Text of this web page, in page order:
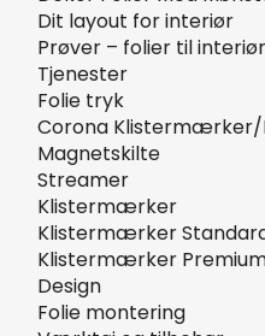
Dit layout for interiør
Prøver – folier til interiør
Tjenester
Folie tryk
Corona Klistermærker/
Magnetskilte
Streamer
Klistermærker
Klistermærker
Klistermærker
Design
Folie montering